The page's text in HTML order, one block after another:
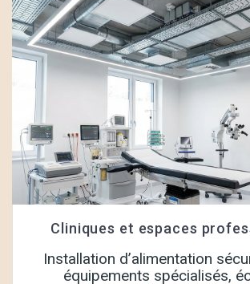
Cliniques et espaces
Installation d’alimentation
équipements spécialisés,